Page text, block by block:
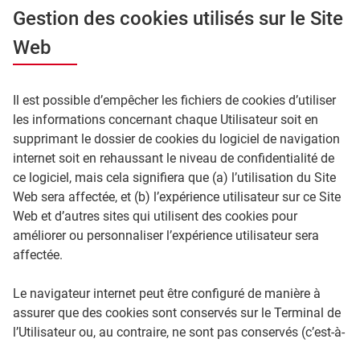
Gestion des cookies utilisés sur le Site
Web
Il est possible d’empêcher les fichiers de cookies d’utiliser
les informations concernant chaque Utilisateur soit en
supprimant le dossier de cookies du logiciel de navigation
internet soit en rehaussant le niveau de confidentialité de
ce logiciel, mais cela signifiera que (a) l’utilisation du Site
Web sera affectée, et (b) l’expérience utilisateur sur ce Site
Web et d’autres sites qui utilisent des cookies pour
améliorer ou personnaliser l’expérience utilisateur sera
affectée.
Le navigateur internet peut être configuré de manière à
assurer que des cookies sont conservés sur le Terminal de
l’Utilisateur ou, au contraire, ne sont pas conservés (c’est-à-